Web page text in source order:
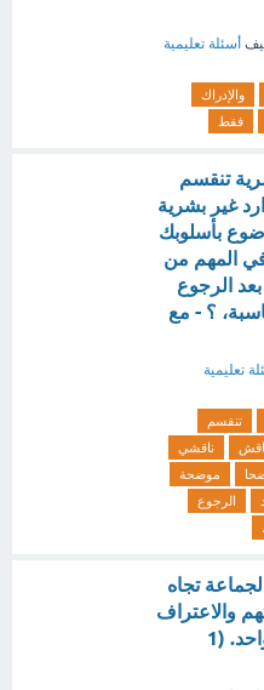
أسئلة تعليمية
والإدراك
فقط
تنقسم
غير بشرية
بأسلوبك
المهم من
بعد الرجوع
؟ - مع
تعليمية
تنقسم
ناقشي
موضحة
الرجوع
تجاه
والاعتراف
بفضلهم جميعًا ..خيار واحد. (1